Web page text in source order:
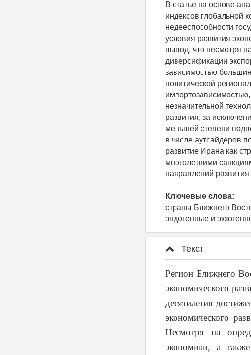
В статье на основе
индексов глобальной
недееспособности
условия развития
вывод, что несмотря
диверсификации
зависимостью
политической
незначительной
развития, за
меньшей степени
в числе аутсайдеров
развитие Ирана как
многолетними
направлений
Ключевые слова:
страны Ближнего
эндогенные и
Текст
Регион Ближнего
экономического
десятилетия
экономического
Несмотря на
экономики, а